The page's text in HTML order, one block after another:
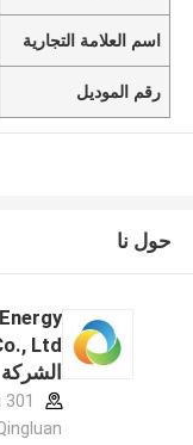
اسم العلامة التجارية
رقم الموديل
حول نا